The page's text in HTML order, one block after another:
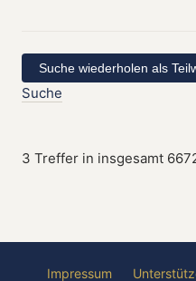
Suche
3 Treffer in insgesamt
Impressum